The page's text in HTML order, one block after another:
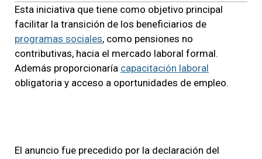
Esta iniciativa que tiene como objetivo principal
facilitar la transición de los beneficiarios de
programas sociales, como pensiones no
contributivas, hacia el mercado laboral formal.
Además proporcionaría capacitación laboral
obligatoria y acceso a oportunidades de empleo.
El anuncio fue precedido por la declaración del